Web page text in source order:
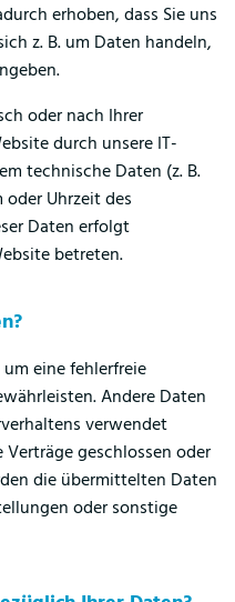
erhoben, dass Sie uns
z. B. um Daten handeln,
oder nach Ihrer
durch unsere IT-
technische Daten (z. B.
Uhrzeit des
Daten erfolgt
betreten.
eine fehlerfreie
Andere Daten
verwendet
geschlossen oder
die übermittelten Daten
oder sonstige